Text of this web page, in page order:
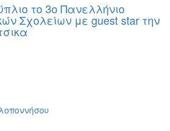
το 3ο Πανελλήνιο
Σχολείων με guest star την